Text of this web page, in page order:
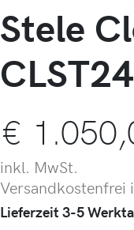
Stele
€
inkl. MwSt.
Versandkostenfrei
Lieferzeit 3-5